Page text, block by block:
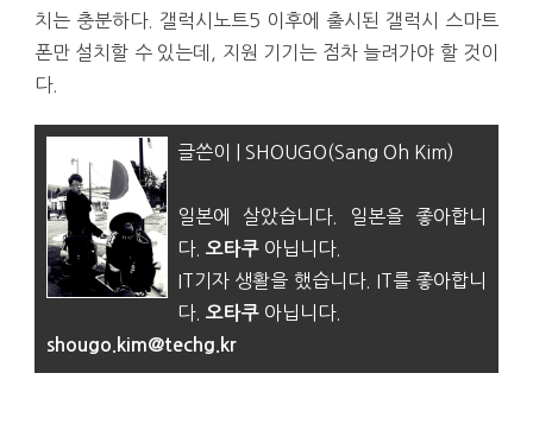
치는 충분하다. 갤럭시노트5 이후에 출시된 갤럭시 스마트
폰만 설치할 수 있는데, 지원 기기는 점차 늘려가야 할 것이
다.
글쓴이 | SHOUGO(Sang Oh Kim)
일본에 살았습니다. 일본을 좋아합니
다. 오타쿠 아닙니다.
IT기자 생활을 했습니다. IT를 좋아합니
다. 오타쿠 아닙니다.
shougo.kim@techg.kr